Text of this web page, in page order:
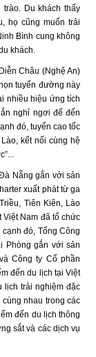
Du khách thấy
họ cũng muốn trải
Bình cung không
khách.
Châu (Nghệ An)
tuyến đường này
nhiều hiệu ứng tích
nghỉ ngơi để đến
đó, tuyến cao tốc
kết nối cùng hệ
Nẵng gắn với sản
xuất phát từ ga
Tiên Kiên, Lào
Việt Nam đã tổ chức
đó, Tổng Công
Phòng gắn với sản
Công ty Cổ phần
đến du lịch tại Việt
lịch trải nghiệm đặc
nhau trong các
đến du lịch thông
sắt và các dịch vụ